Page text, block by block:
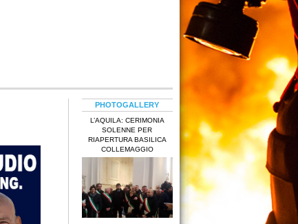
PHOTOGALLERY
L’AQUILA: CERIMONIA
SOLENNE PER
RIAPERTURA BASILICA
COLLEMAGGIO